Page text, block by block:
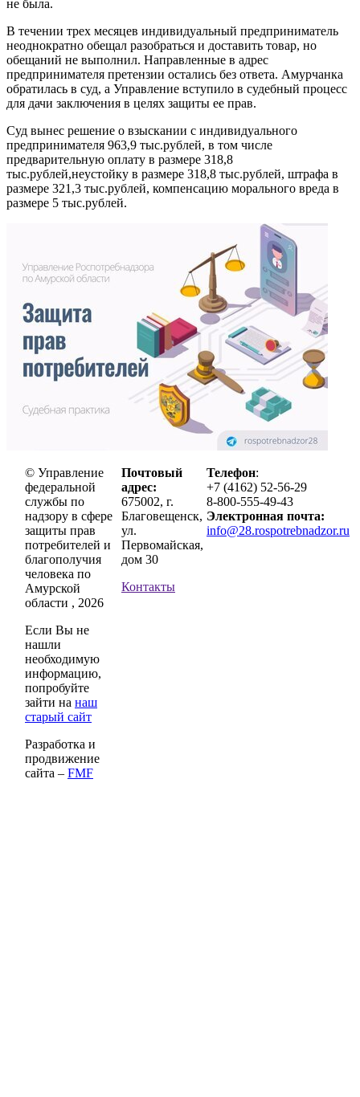
не была.
В течении трех месяцев индивидуальный предприниматель
неоднократно обещал разобраться и доставить товар, но
обещаний не выполнил. Направленные в адрес
предпринимателя претензии остались без ответа. Амурчанка
обратилась в суд, а Управление вступило в судебный процесс
для дачи заключения в целях защиты ее прав.
Суд вынес решение о взыскании с индивидуального
предпринимателя 963,9 тыс.рублей, в том числе
предварительную оплату в размере 318,8
тыс.рублей,неустойку в размере 318,8 тыс.рублей, штрафа в
размере 321,3 тыс.рублей, компенсацию морального вреда в
размере 5 тыс.рублей.
© Управление
федеральной
службы по
надзору в сфере
защиты прав
потребителей и
благополучия
человека по
Амурской
области , 2026
Если Вы не
нашли
необходимую
информацию,
попробуйте
зайти на наш
старый сайт
Разработка и
продвижение
сайта – FMF
Почтовый
адрес:
675002, г.
Благовещенск,
ул.
Первомайская,
дом 30
Контакты
Телефон:
+7 (4162) 52-56-29
8-800-555-49-43
Электронная почта:
info@28.rospotrebnadzor.ru